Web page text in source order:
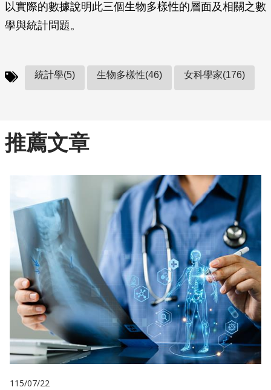
以實際的數據說明此三個生物多樣性的層面及相關之數
學與統計問題。
統計學(5) 生物多樣性(46) 女科學家(176)
推薦文章
115/07/22